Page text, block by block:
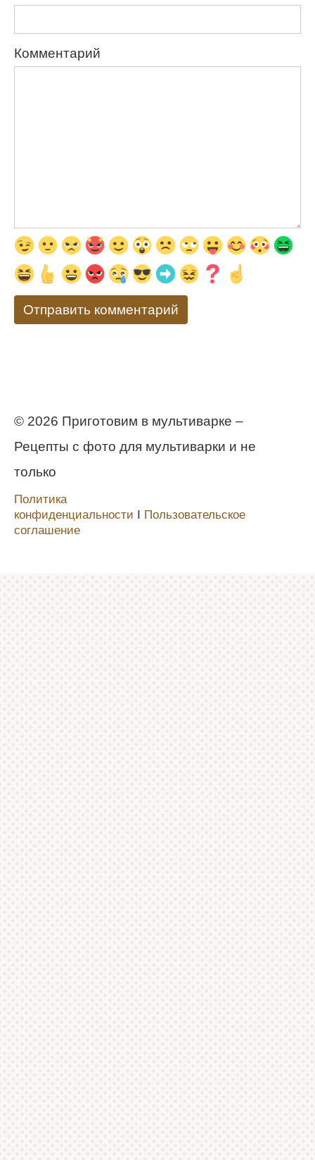
Комментарий
© 2026 Приготовим в мультиварке –
Рецепты с фото для мультиварки и не
только
Политика
конфиденциальности Ι Пользовательское
соглашение